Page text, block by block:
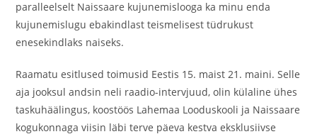
paralleelselt Naissaare kujunemislooga ka minu enda
kujunemislugu ebakindlast teismelisest tüdrukust
enesekindlaks naiseks.
Raamatu esitlused toimusid Eestis 15. maist 21. maini. Selle
aja jooksul andsin neli raadio-intervjuud, olin külaline ühes
taskuhäälingus, koostöös Lahemaa Looduskooli ja Naissaare
kogukonnaga viisin läbi terve päeva kestva eksklusiivse